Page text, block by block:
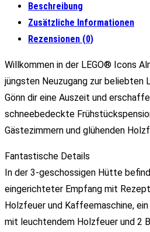
Beschreibung
Zusätzliche Informationen
Rezensionen (0)
Willkommen in der LEGO® Icons
jüngsten Neuzugang zur beliebten
Gönn dir eine Auszeit und
schneebedeckte
Gästezimmern und glühenden
Fantastische Details
In der 3-geschossigen Hütte
eingerichteter Empfang mit
Holzfeuer und Kaffeemaschine,
mit leuchtendem Holzfeuer und 2